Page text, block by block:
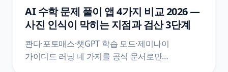
출처로 정리했어요.
AI 수학 문제 풀이 앱 4가지 비교 2026 —
사진 인식이 막히는 지점과 검산 3단계
콴다·포토매스·챗GPT 학습 모드·제미나이
가이디드 러닝 네 가지를 공식 문서로만